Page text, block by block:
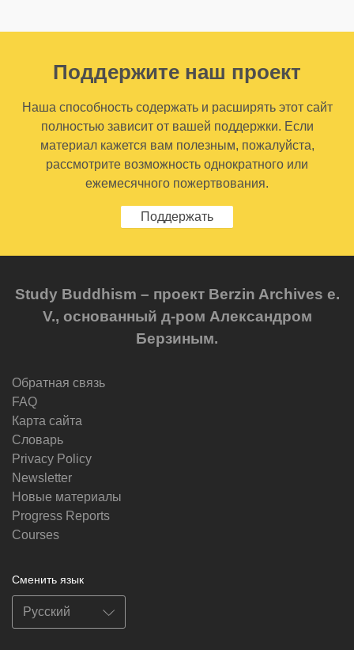
Поддержите наш проект
Наша способность содержать и расширять этот сайт
полностью зависит от вашей поддержки. Если
материал кажется вам полезным, пожалуйста,
рассмотрите возможность однократного или
ежемесячного пожертвования.
Поддержать
Study Buddhism – проект Berzin Archives e.
V., основанный д-ром Александром
Берзиным.
Обратная связь
FAQ
Карта сайта
Словарь
Privacy Policy
Newsletter
Новые материалы
Progress Reports
Courses
Сменить язык